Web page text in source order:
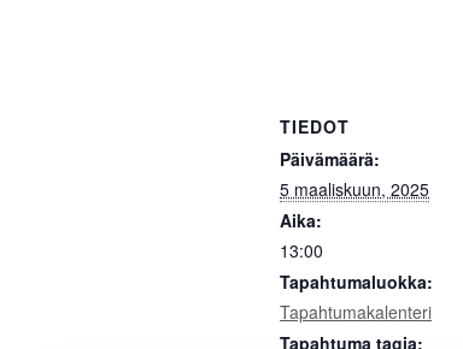
TIEDOT
Päivämäärä:
5 maaliskuun, 2025
Aika:
13:00
Tapahtumaluokka:
Tapahtumakalenteri
Tapahtuma tagia: